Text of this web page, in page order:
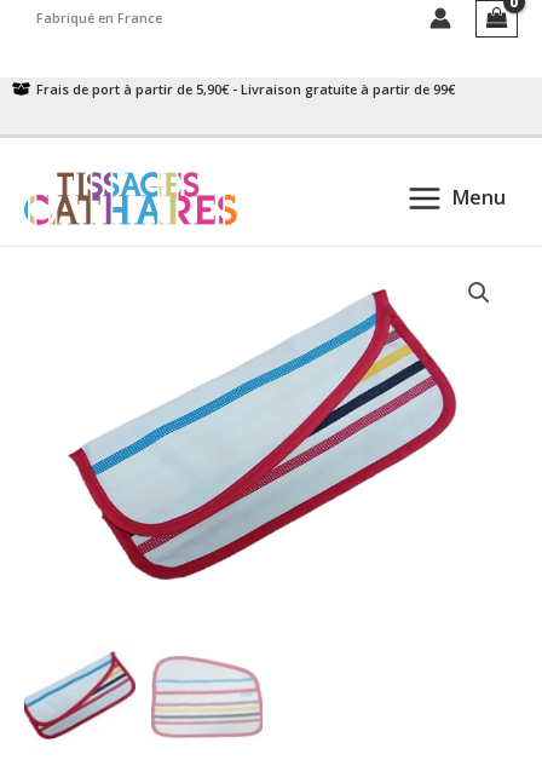
Fabriqué en France
Frais de port à partir de 5,90€ - Livraison gratuite à partir de 99€
Menu